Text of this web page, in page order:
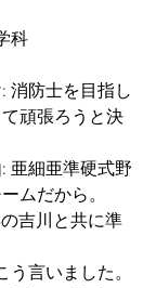
科
消防士を目指し
頑張ろうと決
亜細亜準硬式野
ムだから。
吉川と共に準
言いました。